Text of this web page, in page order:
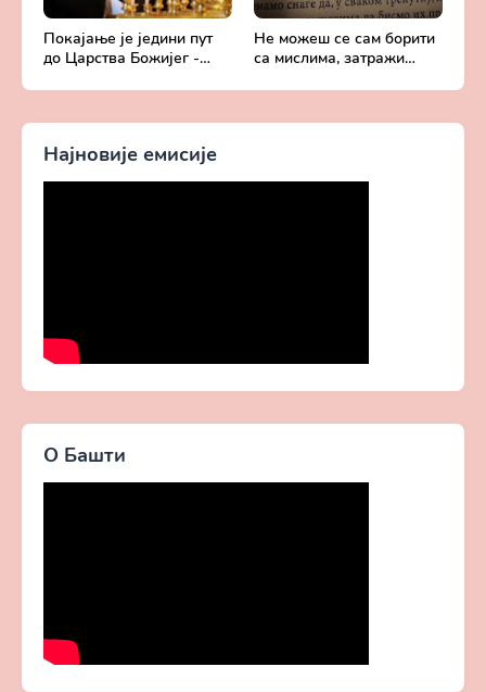
Покајање је једини пут
до Царства Божијег -
без Христа
Не можеш се сам борити
са мислима, затражи
Добротољубље за сваки
Најновије емисије
О Башти